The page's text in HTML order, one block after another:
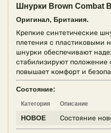
Шнурки Brown Combat
Оригинал, Британия.
Крепкие синтетические
плетения с пластиковыми
шнурки обеспечивают
стабилизируют положение
повышает комфорт и
Состояние:
Категория Описание
НОВОЕ Состояние